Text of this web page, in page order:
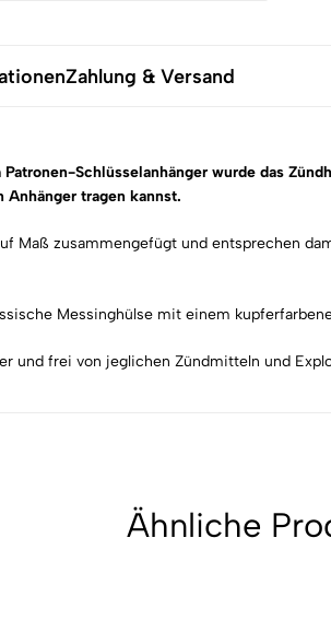
Zahlung & Versand
Patronen-Schlüsselanhänger wurde das
Anhänger tragen kannst.
Maß zusammengefügt und entsprechen
Messinghülse mit einem
und frei von jeglichen Zündmitteln und
Ähnliche